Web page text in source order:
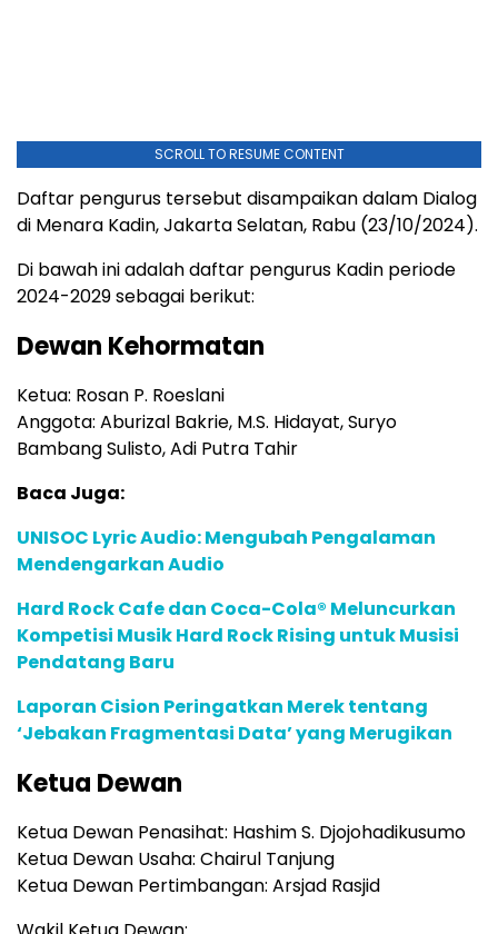
SCROLL TO RESUME CONTENT
Daftar pengurus tersebut disampaikan dalam Dialog
di Menara Kadin, Jakarta Selatan, Rabu (23/10/2024).
Di bawah ini adalah daftar pengurus Kadin periode
2024-2029 sebagai berikut:
Dewan Kehormatan
Ketua: Rosan P. Roeslani
Anggota: Aburizal Bakrie, M.S. Hidayat, Suryo
Bambang Sulisto, Adi Putra Tahir
Baca Juga:
UNISOC Lyric Audio: Mengubah Pengalaman
Mendengarkan Audio
Hard Rock Cafe dan Coca-Cola® Meluncurkan
Kompetisi Musik Hard Rock Rising untuk Musisi
Pendatang Baru
Laporan Cision Peringatkan Merek tentang
‘Jebakan Fragmentasi Data’ yang Merugikan
Ketua Dewan
Ketua Dewan Penasihat: Hashim S. Djojohadikusumo
Ketua Dewan Usaha: Chairul Tanjung
Ketua Dewan Pertimbangan: Arsjad Rasjid